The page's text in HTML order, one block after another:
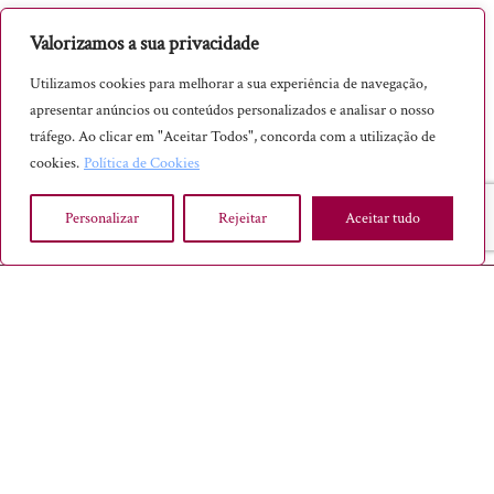
Valorizamos a sua privacidade
Utilizamos cookies para melhorar a sua experiência de navegação,
apresentar anúncios ou conteúdos personalizados e analisar o nosso
tráfego. Ao clicar em "Aceitar Todos", concorda com a utilização de
cookies. Política de Cookies
Personalizar Rejeitar Aceitar tudo
Saqueta Aromática